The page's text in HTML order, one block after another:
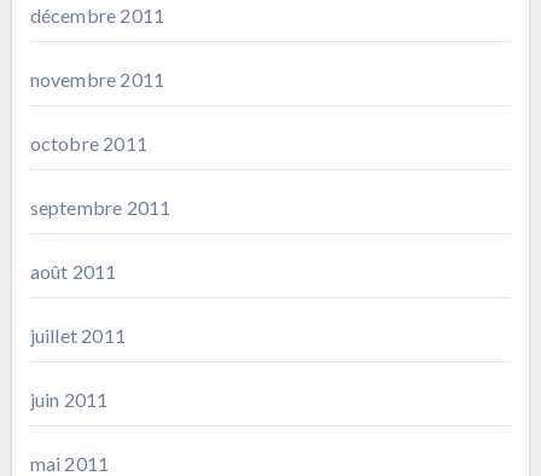
décembre 2011
novembre 2011
octobre 2011
septembre 2011
août 2011
juillet 2011
juin 2011
mai 2011